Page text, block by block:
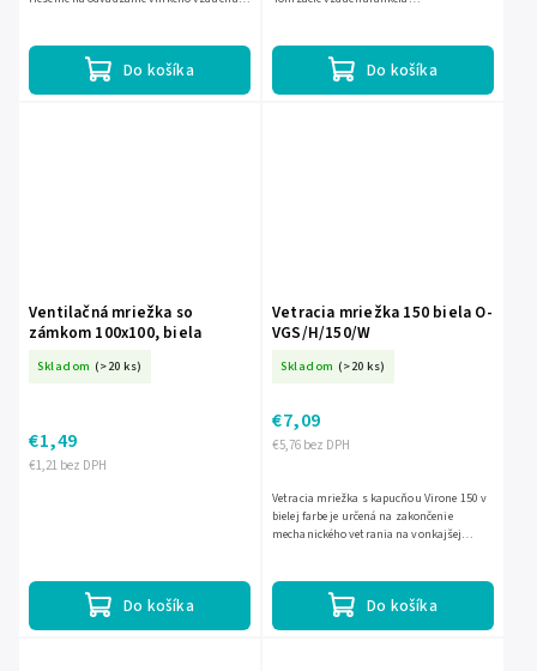
Do košíka Do košíka
Ventilačná mriežka so
zámkom 100x100, biela
Skladom (>20 ks)
€1,21 bez DPH
€1,49
Do košíka
Vetracia mriežka 150 biela O-
VGS/H/150/W
Skladom (>20 ks)
€5,76 bez DPH
€7,09
Do košíka
Vetracia mriežka s kapucňou Virone 150 v
bielej farbe je určená na zakončenie
mechanického vetrania na vonkajšej